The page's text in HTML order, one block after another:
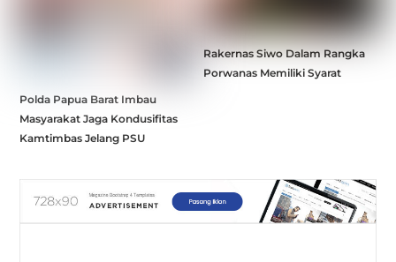
Polda Papua Barat Imbau
Masyarakat Jaga Kondusifitas
Kamtimbas Jelang PSU
Rakernas Siwo Dalam Rangka
Porwanas Memiliki Syarat